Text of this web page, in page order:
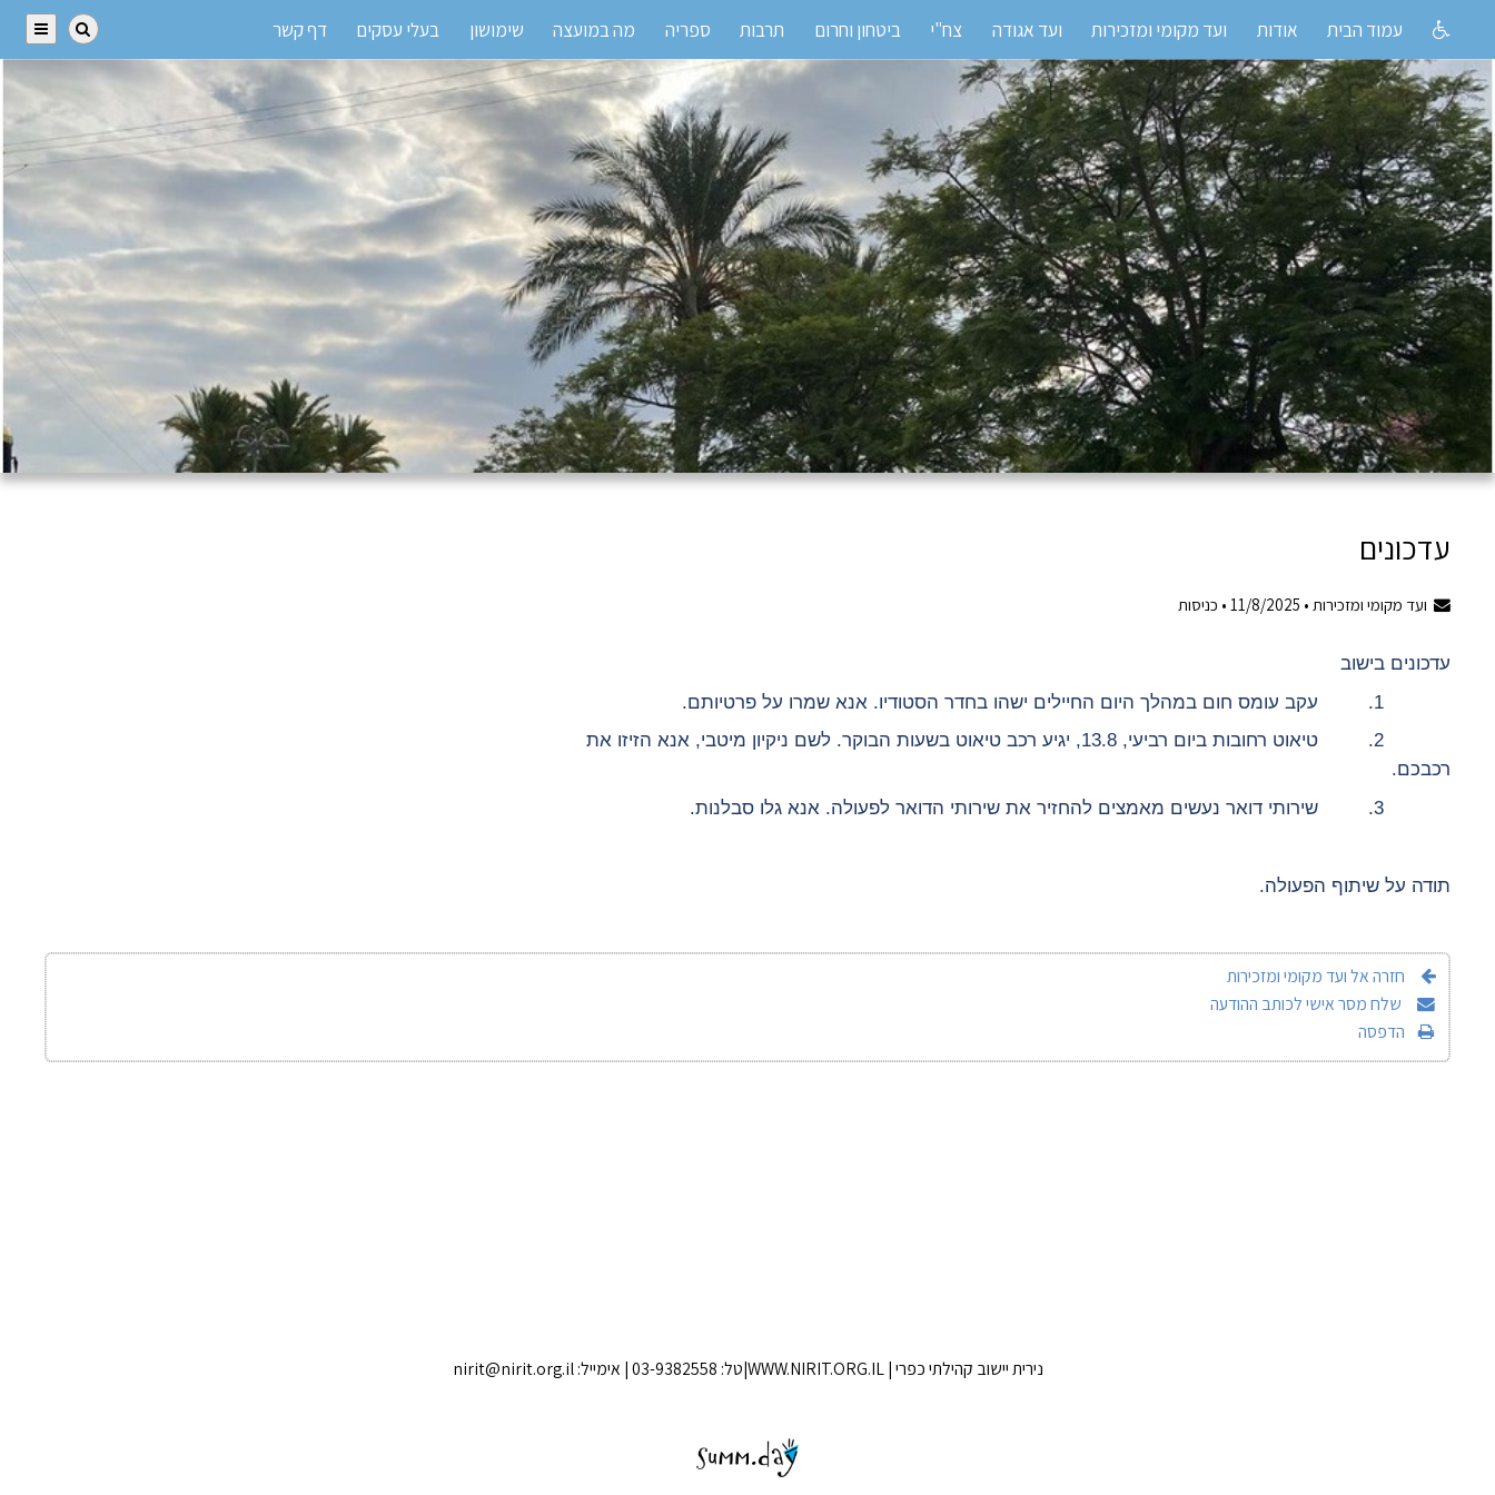
עמוד הבית אודות ועד מקומי ומזכירות ועד אגודה צח"י ביטחון וחרום תרבות ספריה מה במועצה שימושון בעלי עסקים דף קשר
עדכונים
ועד מקומי ומזכירות • 11/8/2025
• כניסות
עדכונים בישוב
1. עקב עומס חום במהלך היום החיילים ישהו בחדר הסטודיו. אנא שמרו על פרטיותם.
2. טיאוט רחובות ביום רביעי, 13.8, יגיע רכב טיאוט בשעות הבוקר. לשם ניקיון מיטבי, אנא הזיזו את
רכבכם.
3. שירותי דואר נעשים מאמצים להחזיר את שירותי הדואר לפעולה. אנא גלו סבלנות.
תודה על שיתוף הפעולה.
חזרה אל ועד מקומי ומזכירות
שלח מסר אישי לכותב ההודעה
הדפסה
נירית יישוב קהילתי כפרי | WWW.NIRIT.ORG.IL|טל: 03-9382558 | אימייל: nirit@nirit.org.il